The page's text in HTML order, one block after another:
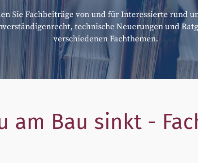
Sie Fachbeiträge von und für Interessierte rund
technische Neuerungen und
verschiedenen Fachthemen.
am Bau sinkt -